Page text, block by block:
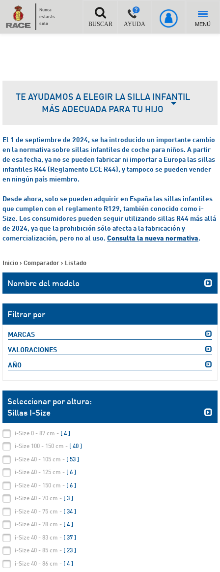
Nunca
estarás
solo
BUSCAR AYUDA MENÚ
TE AYUDAMOS A ELEGIR LA SILLA INFANTIL
MÁS ADECUADA PARA TU HIJO
El 1 de septiembre de 2024, se ha introducido un importante cambio
en la normativa sobre sillas infantiles de coche para niños. A partir
de esa fecha, ya no se pueden fabricar ni importar a Europa las sillas
infantiles R44 (Reglamento ECE R44), y tampoco se pueden vender
en ningún país miembro.
Desde ahora, solo se pueden adquirir en España las sillas infantiles
que cumplen con el reglamento R129, también conocido como i-
Size. Los consumidores pueden seguir utilizando sillas R44 más allá
de 2024, ya que la prohibición sólo afecta a la fabricación y
comercialización, pero no al uso. Consulta la nueva normativa.
Inicio > Comparador > Listado
Nombre del modelo
Filtrar por
MARCAS
VALORACIONES
AÑO
Seleccionar por altura:
Sillas I-Size
i-Size 0 - 87 cm - [ 4 ]
i-Size 100 - 150 cm - [ 40 ]
i-Size 40 - 105 cm - [ 53 ]
i-Size 40 - 125 cm - [ 6 ]
i-Size 40 - 150 cm - [ 6 ]
i-Size 40 - 70 cm - [ 3 ]
i-Size 40 - 75 cm - [ 34 ]
i-Size 40 - 78 cm - [ 4 ]
i-Size 40 - 83 cm - [ 37 ]
i-Size 40 - 85 cm - [ 23 ]
i-Size 40 - 86 cm - [ 4 ]